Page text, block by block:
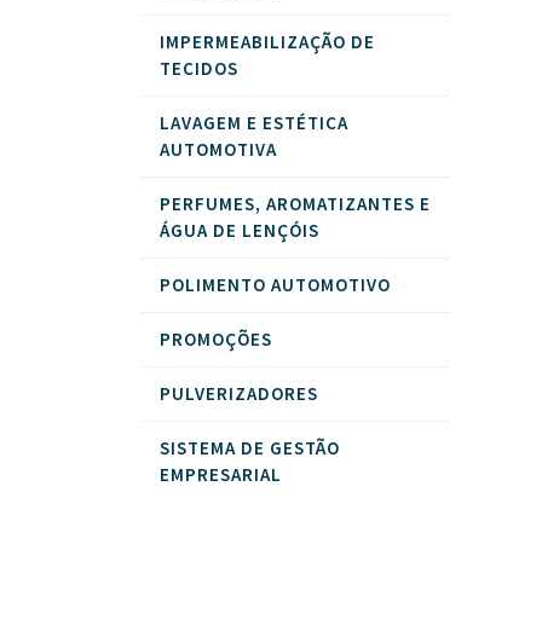
IMPERMEABILIZAÇÃO DE
TECIDOS
LAVAGEM E ESTÉTICA
AUTOMOTIVA
PERFUMES, AROMATIZANTES E
ÁGUA DE LENÇÓIS
POLIMENTO AUTOMOTIVO
PROMOÇÕES
PULVERIZADORES
SISTEMA DE GESTÃO
EMPRESARIAL